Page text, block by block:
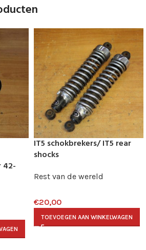
42-
IT5 schokbrekers/ IT5 rear
shocks
Rest van de wereld
€20,00
TOEVOEGEN AAN WINKELWAGEN